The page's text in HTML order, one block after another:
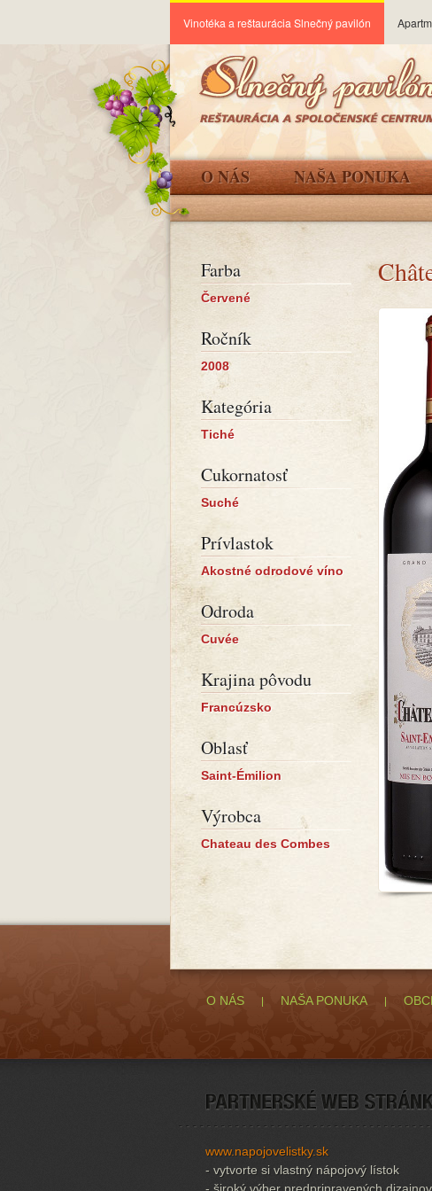
Vinotéka a reštaurácia Slnečný pavilón
O NÁS NAŠA PONUKA
Farba
Červené
Ročník
2008
Kategória
Tiché
Cukornatosť
Suché
Prívlastok
Akostné odrodové víno
Odroda
Cuvée
Krajina pôvodu
Francúzsko
Oblasť
Saint-Émilion
Výrobca
Chateau des Combes
O NÁS NAŠA PONUKA
www.napojovelistky.sk
- vytvorte si vlastný nápojový lístok